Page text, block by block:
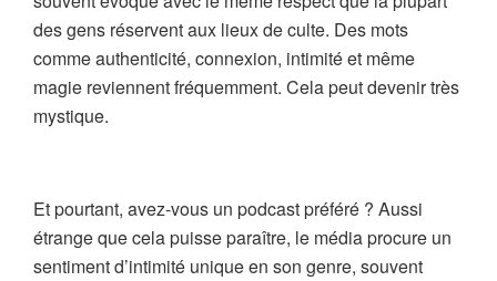
des gens réservent aux lieux de culte. Des mots
comme authenticité, connexion, intimité et même
magie reviennent fréquemment. Cela peut devenir très
mystique.
Et pourtant, avez-vous un podcast préféré ? Aussi
étrange que cela puisse paraître, le média procure un
sentiment d’intimité unique en son genre, souvent